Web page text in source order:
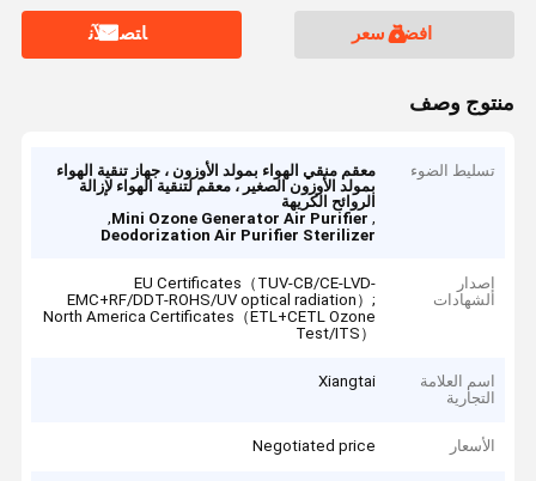
افضل سعر ﺎﺘﺼﻟ ﺍﻶﻧ
منتوج وصف
تسليط الضوء
معقم منقي الهواء بمولد الأوزون ، جهاز تنقية الهواء
بمولد الأوزون الصغير ، معقم لتنقية الهواء لإزالة
الروائح الكريهة
,
Mini Ozone Generator Air Purifier
,
Deodorization Air Purifier Sterilizer
إصدار
الشهادات
EU Certificates（TUV-CB/CE-LVD-
EMC+RF/DDT-ROHS/UV optical radiation）;
North America Certificates（ETL+CETL Ozone
Test/ITS）
اسم العلامة
التجارية
Xiangtai
الأسعار Negotiated price